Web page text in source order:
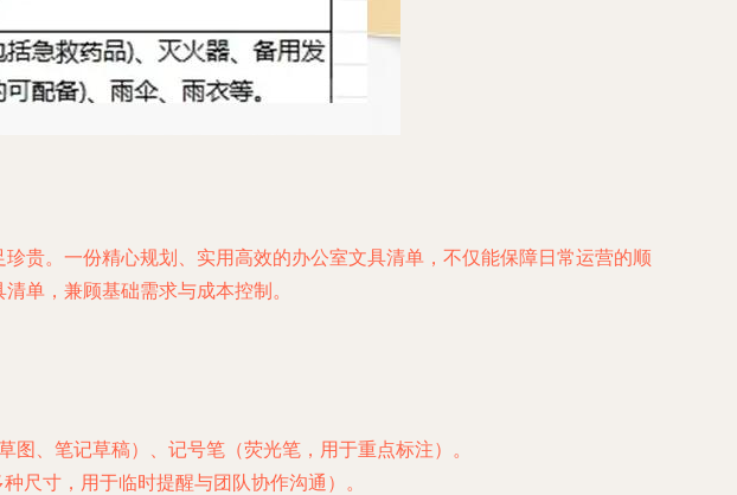
贵。一份精心规划、实用高效的办公室文具清单，不仅能保障日常运营的顺
单，兼顾基础需求与成本控制。
、笔记草稿）、记号笔（荧光笔，用于重点标注）。
尺寸，用于临时提醒与团队协作沟通）。